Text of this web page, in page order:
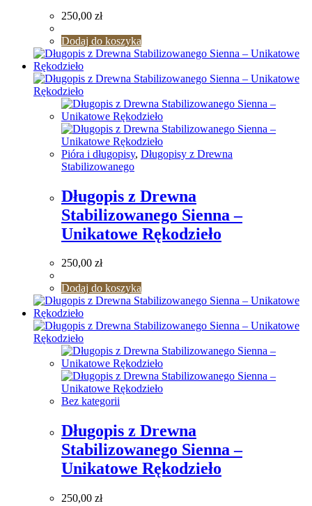
250,00 zł
Dodaj do koszyka
Pióra i długopisy, Długopisy z Drewna
Stabilizowanego
Długopis z Drewna
Stabilizowanego Sienna –
Unikatowe Rękodzieło
250,00 zł
Dodaj do koszyka
Bez kategorii
Długopis z Drewna
Stabilizowanego Sienna –
Unikatowe Rękodzieło
250,00 zł